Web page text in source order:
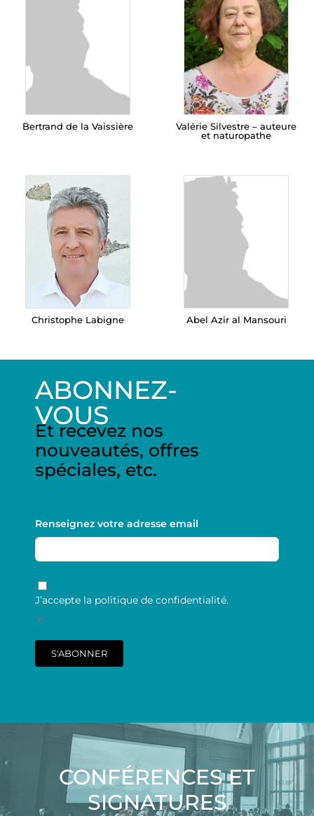
Bertrand de la Vaissière
Valérie Silvestre – auteure
et naturopathe
Christophe Labigne Abel Azir al Mansouri
ABONNEZ-
VOUS
Et recevez nos
nouveautés, offres
spéciales, etc.
Renseignez votre adresse email
RGPD
J’accepte la politique de confidentialité.
*
S'ABONNER
CONFÉRENCES ET
SIGNATURES